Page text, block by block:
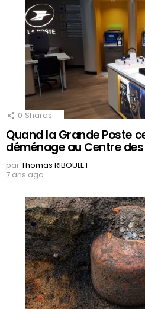
0 Shares
Quand la Grande Poste
déménage au Centre
parThomas RIBOULET
7 ans ago